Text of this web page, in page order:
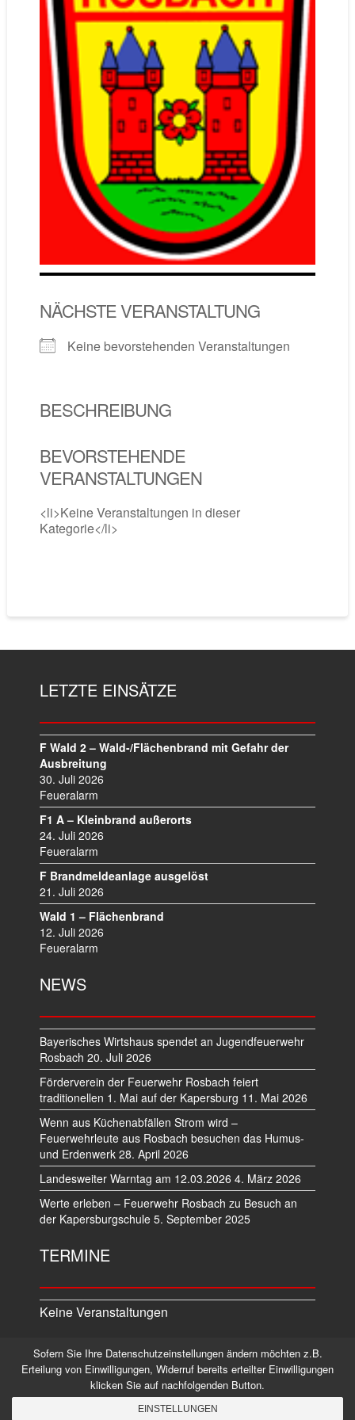
NÄCHSTE VERANSTALTUNG
Keine bevorstehenden Veranstaltungen
BESCHREIBUNG
BEVORSTEHENDE
VERANSTALTUNGEN
<li>Keine Veranstaltungen in dieser
Kategorie</li>
LETZTE EINSÄTZE
F Wald 2 – Wald-/Flächenbrand mit Gefahr der
Ausbreitung
30. Juli 2026
Feueralarm
F1 A – Kleinbrand außerorts
24. Juli 2026
Feueralarm
F Brandmeldeanlage ausgelöst
21. Juli 2026
Wald 1 – Flächenbrand
12. Juli 2026
Feueralarm
NEWS
Bayerisches Wirtshaus spendet an Jugendfeuerwehr
Rosbach 20. Juli 2026
Förderverein der Feuerwehr Rosbach feiert
traditionellen 1. Mai auf der Kapersburg 11. Mai 2026
Wenn aus Küchenabfällen Strom wird –
Feuerwehrleute aus Rosbach besuchen das Humus-
und Erdenwerk 28. April 2026
Landesweiter Warntag am 12.03.2026 4. März 2026
Werte erleben – Feuerwehr Rosbach zu Besuch an
der Kapersburgschule 5. September 2025
TERMINE
Keine Veranstaltungen
Datenschutz Impressum
©2026 Alle Rechte vorbehalten.
Sofern Sie Ihre Datenschutzeinstellungen ändern möchten z.B.
Erteilung von Einwilligungen, Widerruf bereits erteilter Einwilligungen
klicken Sie auf nachfolgenden Button.
EINSTELLUNGEN